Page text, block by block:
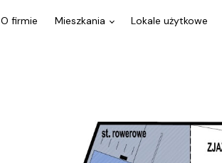
O firmie Mieszkania Lokale użytkowe